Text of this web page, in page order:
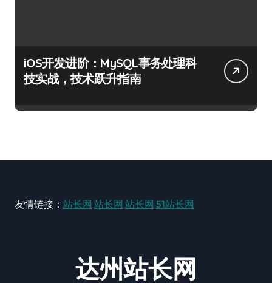
iOS开发进阶：MySQL事务处理科
技实战，技术跃升指南
友情链接： 站长网 站长网 站长网 51站长网
达州站长网